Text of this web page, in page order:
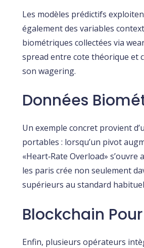
Les modèles prédictifs
également des variables
biométriques collectées via
spread entre cote théorique et
son wagering.
Données
Un exemple concret provient
portables : lorsqu’un pivot
«​Heart‑Rate Overload​»
les paris crée non seulement
supérieurs au standard
Blockchain
Enfin, plusieurs opérateurs